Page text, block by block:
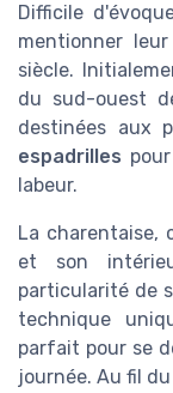
Difficile
mentionner
siècle.
du sud-ouest
destinées aux
espadrilles
labeur.
La charentaise,
et son
particularité de
technique
parfait pour se
journée. Au fil